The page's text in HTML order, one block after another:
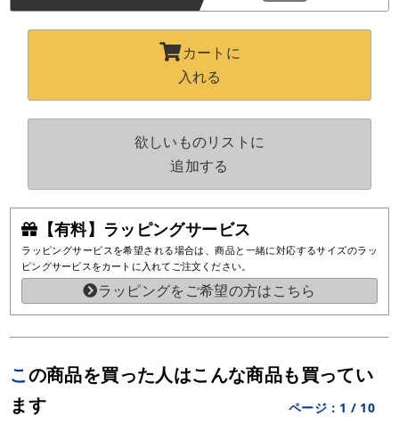
【有料】ラッピングサービス
ラッピングサービスを希望される場合は、商品と一緒に対応するサイズのラッ
ピングサービスをカートに入れてご注文ください。
ラッピングをご希望の方はこちら
カートに
入れる
欲しいものリストに
追加する
この商品を買った人はこんな商品も買ってい
ます
ページ： 1 / 10